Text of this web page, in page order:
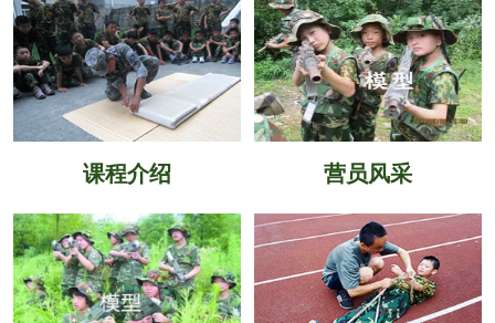
课程介绍 营员风采